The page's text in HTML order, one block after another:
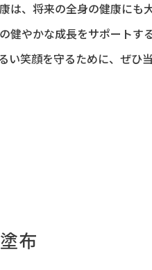
は、将来の全身の健康にも
健やかな成長をサポートす
い笑顔を守るために、ぜひ
布